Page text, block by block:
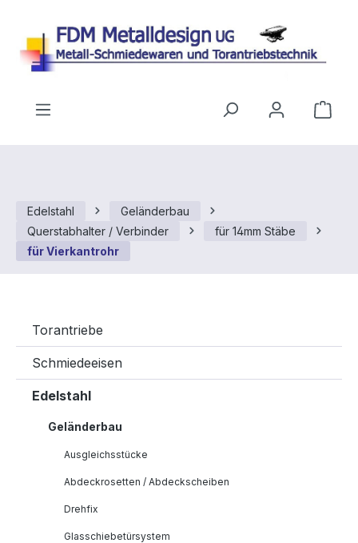
Edelstahl
Geländerbau
Querstabhalter / Verbinder
für 14mm Stäbe
für Vierkantrohr
Torantriebe
Schmiedeeisen
Edelstahl
Geländerbau
Ausgleichsstücke
Abdeckrosetten / Abdeckscheiben
Drehfix
Glasschiebetürsystem